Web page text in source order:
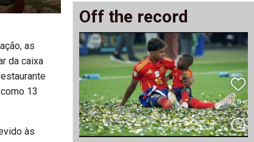
as
da caixa
13
às
Off the record